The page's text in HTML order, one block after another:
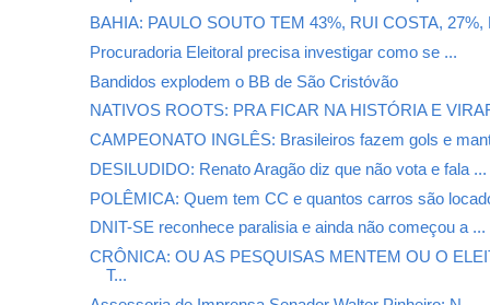
BAHIA: PAULO SOUTO TEM 43%, RUI COSTA, 27%,
Procuradoria Eleitoral precisa investigar como se ...
Bandidos explodem o BB de São Cristóvão
NATIVOS ROOTS: PRA FICAR NA HISTÓRIA E
CAMPEONATO INGLÊS: Brasileiros fazem gols e
DESILUDIDO: Renato Aragão diz que não vota e fala ...
POLÊMICA: Quem tem CC e quantos carros são
DNIT-SE reconhece paralisia e ainda não começou a ...
CRÔNICA: OU AS PESQUISAS MENTEM OU O
T...